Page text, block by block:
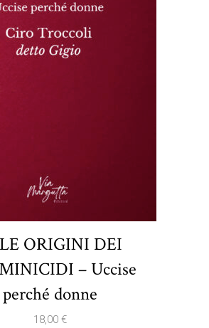
ORIGINI DEI
– Uccise
perché donne
18,00 €